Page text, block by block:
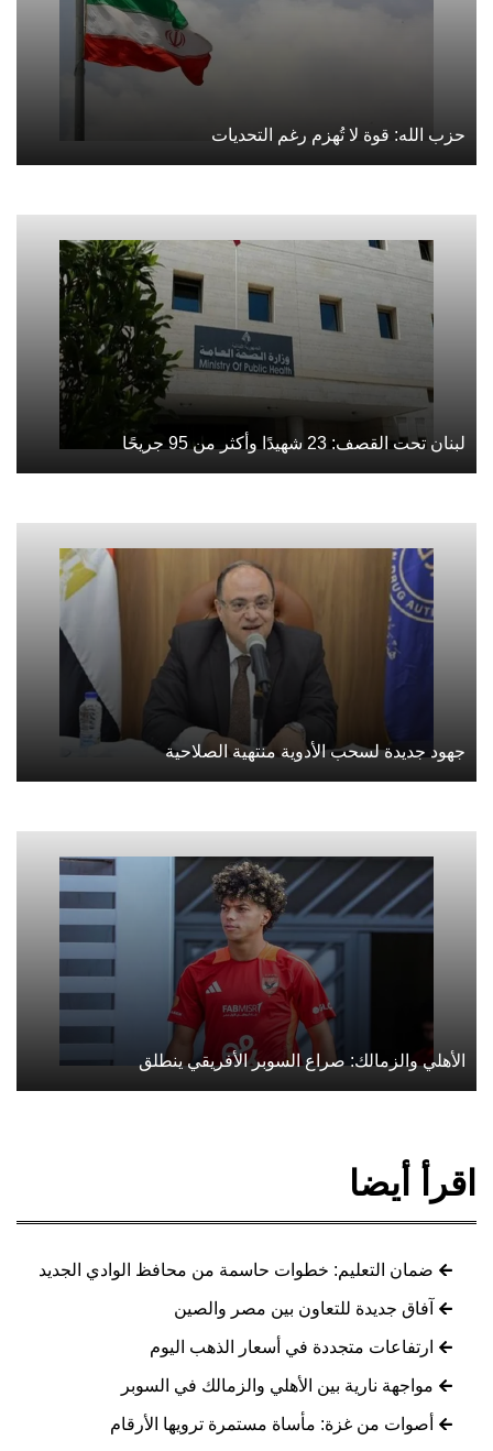
حزب الله: قوة لا تُهزم رغم التحديات
لبنان تحت القصف: 23 شهيدًا وأكثر من 95 جريحًا
جهود جديدة لسحب الأدوية منتهية الصلاحية
الأهلي والزمالك: صراع السوبر الأفريقي ينطلق
اقرأ أيضا
ضمان التعليم: خطوات حاسمة من محافظ الوادي الجديد
آفاق جديدة للتعاون بين مصر والصين
ارتفاعات متجددة في أسعار الذهب اليوم
مواجهة نارية بين الأهلي والزمالك في السوبر
أصوات من غزة: مأساة مستمرة ترويها الأرقام